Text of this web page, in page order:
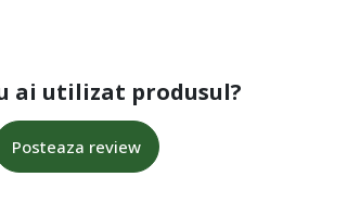
ai utilizat produsul?
Posteaza review